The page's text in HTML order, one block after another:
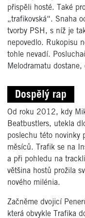
přispěli hosté. Také
„trafikovská“. Snaha
tvorby PSH, s níž je
nepovedlo. Rukopisu
tohle nevadí.
Melodramatu dostane,
Dospělý rap
Od roku 2012, kdy
Beatbustlers, utekla
poslechu této novinky
měsíců. Trafik se na
a při pohledu na
většina hostů prožila
nového milénia.
Začněme dvojicí
která obvykle Trafika